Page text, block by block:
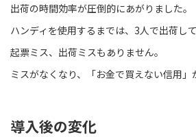
出荷の時間効率が圧倒的にあがりました。
ハンディを使用するまでは、3人で出荷し
起票ミス、出荷ミスもありません。
ミスがなくなり、「お金で買えない信用」
導入後の変化